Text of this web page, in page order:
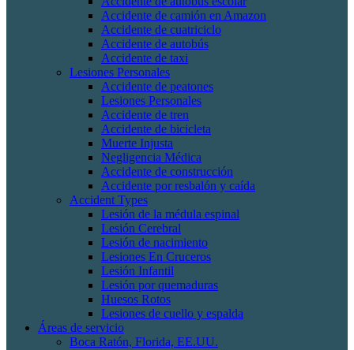
Accidente de camión en Amazon
Accidente de cuatriciclo
Accidente de autobús
Accidente de taxi
Lesiones Personales
Accidente de peatones
Lesiones Personales
Accidente de tren
Accidente de bicicleta
Muerte Injusta
Negligencia Médica
Accidente de construcción
Accidente por resbalón y caída
Accident Types
Lesión de la médula espinal
Lesión Cerebral
Lesión de nacimiento
Lesiones En Cruceros
Lesión Infantil
Lesión por quemaduras
Huesos Rotos
Lesiones de cuello y espalda
Áreas de servicio
Boca Ratón, Florida, EE.UU.